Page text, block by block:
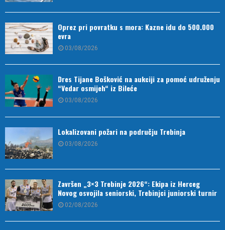
Oprez pri povratku s mora: Kazne idu do 500.000
evra
03/08/2026
Dres Tijane Bošković na aukciji za pomoć udruženju
“Vedar osmijeh“ iz Bileće
03/08/2026
Lokalizovani požari na području Trebinja
03/08/2026
Završen „3×3 Trebinje 2026“: Ekipa iz Herceg
Novog osvojila seniorski, Trebinjci juniorski turnir
02/08/2026